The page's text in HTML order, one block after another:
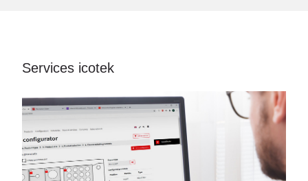
Services icotek